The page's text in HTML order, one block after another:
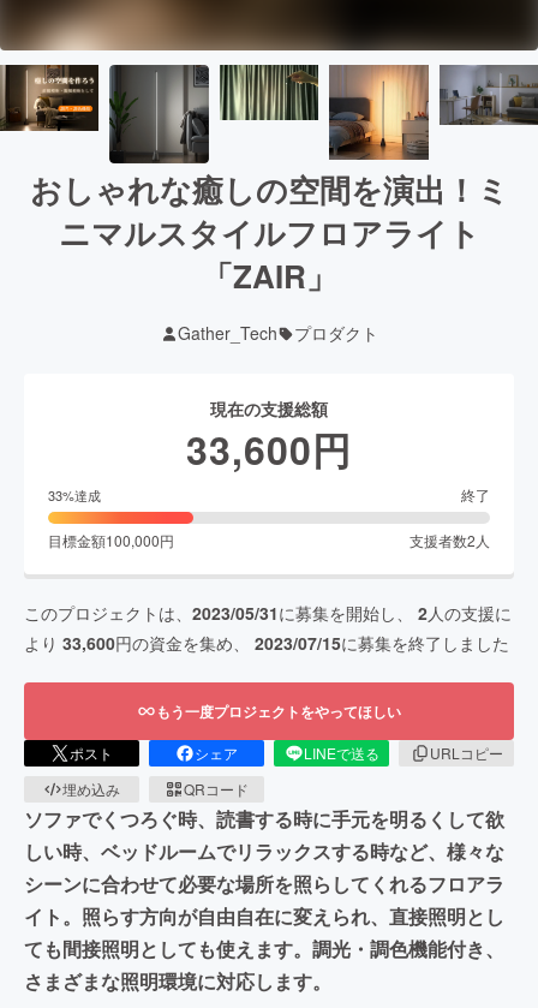
おしゃれな癒しの空間を演出！ミ
ニマルスタイルフロアライト
「ZAIR」
Gather_Tech プロダクト
現在の支援総額
33,600円
33%達成 終了
目標金額100,000円 支援者数2 人
このプロジェクトは、 2023/05/31に募集を開始し、 2人の支援に
より 33,600円の資金を集め、 2023/07/15に募集を終了しました
もう一度プロジェクトをやってほしい
ポスト シェア LINEで送る
URLコピー
埋め込み
QRコード
ソファでくつろぐ時、読書する時に手元を明るくして欲
しい時、ベッドルームでリラックスする時など、様々な
シーンに合わせて必要な場所を照らしてくれるフロアラ
イト。照らす方向が自由自在に変えられ、直接照明とし
ても間接照明としても使えます。調光・調色機能付き、
さまざまな照明環境に対応します。